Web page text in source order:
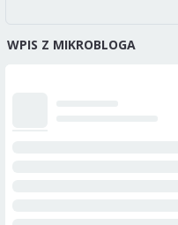
WPIS Z MIKROBLOGA